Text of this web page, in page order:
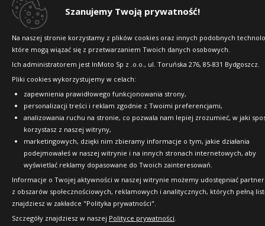
Szanujemy Twoją prywatność!
Na naszej stronie korzystamy z plików cookies oraz innych podobnych
które mogą wiązać się z przetwarzaniem Twoich danych osobowych.
Ich administratorem jest InMoto Sp z .o.o., ul. Toruńska 276, 85-831 Bydgoszcz.
Pliki cookies wykorzystujemy w celach:
zapewnienia prawidłowego funkcjonowania strony,
personalizacji treści i reklam zgodnie z Twoimi preferencjami,
analizowania ruchu na stronie, co pozwala nam lepiej zrozumieć, w jaki
korzystasz z naszej witryny,
marketingowych, dzięki nim zbieramy informacje o tym, jakie działania
podejmowałeś w naszej witrynie i na innych stronach internetowych, aby
wyświetlać reklamy dopasowane do Twoich zainteresowań.
Informacje o Twojej aktywności w naszej witrynie możemy udostępniać
z obszarów społecznościowych, reklamowych i analitycznych, których pełną
znajdziesz w zakładce "Polityka prywatności".
Szczegóły znajdziesz w naszej Polityce prywatności.